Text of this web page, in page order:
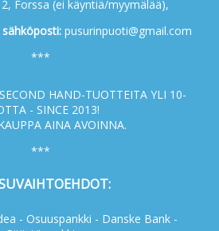
Forssa (ei käyntiä/myymälää),
sähköposti:pusurinpuoti@gmail.com
***
HAND-TUOTTEITA YLI 10-
- SINCE 2013!
AINA AVOINNA.
***
- Osuuspankki - Danske Bank -